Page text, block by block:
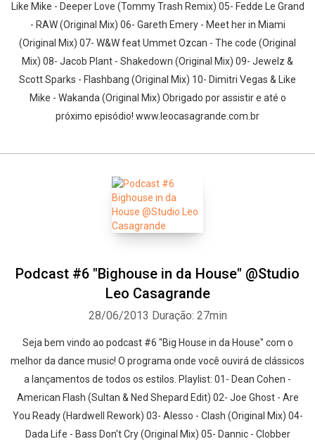
Like Mike - Deeper Love (Tommy Trash Remix) 05- Fedde Le Grand
- RAW (Original Mix) 06- Gareth Emery - Meet her in Miami
(Original Mix) 07- W&W feat Ummet Ozcan - The code (Original
Mix) 08- Jacob Plant - Shakedown (Original Mix) 09- Jewelz &
Scott Sparks - Flashbang (Original Mix) 10- Dimitri Vegas & Like
Mike - Wakanda (Original Mix) Obrigado por assistir e até o
próximo episódio! www.leocasagrande.com.br
Podcast #6 "Bighouse in da House" @Studio
Leo Casagrande
28/06/2013 Duração: 27min
Seja bem vindo ao podcast #6 "Big House in da House" com o
melhor da dance music! O programa onde você ouvirá de clássicos
a lançamentos de todos os estilos. Playlist: 01- Dean Cohen -
American Flash (Sultan & Ned Shepard Edit) 02- Joe Ghost - Are
You Ready (Hardwell Rework) 03- Alesso - Clash (Original Mix) 04-
Dada Life - Bass Don't Cry (Original Mix) 05- Dannic - Clobber